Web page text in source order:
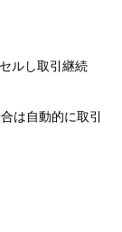
ルし取引継続
は自動的に取引